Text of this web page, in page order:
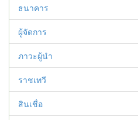
ธนาคาร
ผู้จัดการ
ภาวะผู้นำ
ราชเทวี
สินเชื่อ